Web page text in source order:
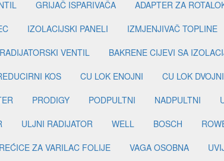
GRIJAČ ISPARIVAČA ADAPTER ZA
IZOLACIJSKI PANELI IZMJENJIVAČ TOPLINE
RADIJATORSKI VENTIL BAKRENE CIJEVI SA
KOS CU LOK ENOJNI CU LOK DVOJNI
PRODIGY PODPULTNI NADPULTNI
ULJNI RADIJATOR WELL BOSCH
ZA VARILAC FOLIJE VAGA OSOBNA